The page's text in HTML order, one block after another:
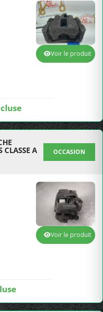
Voir le produit
CLASSE A
OCCASION
Voir le produit